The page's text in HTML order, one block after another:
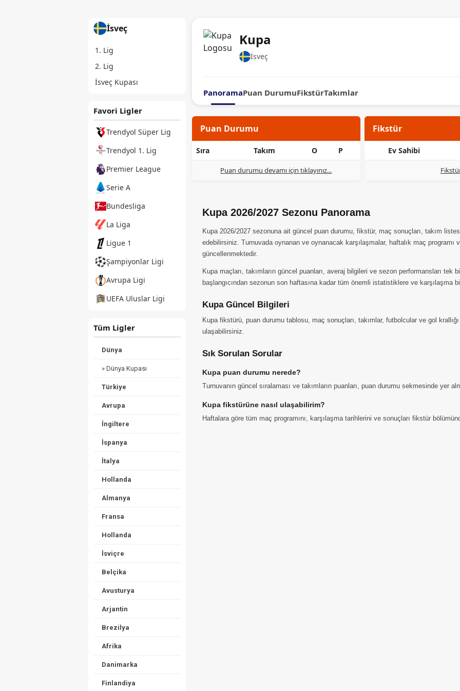
İsveç
1. Lig
2. Lig
İsveç Kupası
Favori Ligler
Trendyol Süper Lig
Trendyol 1. Lig
Premier League
Serie A
Bundesliga
La Liga
Ligue 1
Şampiyonlar Ligi
Avrupa Ligi
UEFA Uluslar Ligi
Tüm Ligler
Dünya
» Dünya Kupası
Türkiye
Avrupa
İngiltere
İspanya
İtalya
Hollanda
Almanya
Fransa
Hollanda
İsviçre
Belçika
Avusturya
Arjantin
Brezilya
Afrika
Danimarka
Finlandiya
Kupa
İsveç
PanoramaPuan DurumuFikstürTakımlar
Puan Durumu
Sıra Takım O P
Puan durumu devamı için tıklayınız...
Fikstür
Ev Sahibi
Kupa 2026/2027 Sezonu Panorama
Kupa 2026/2027 sezonuna ait güncel puan durumu, fikstür, maç sonuçları, takım
edebilirsiniz. Turnuvada oynanan ve oynanacak karşılaşmalar, haftalık maç programı
güncellenmektedir.
Kupa maçları, takımların güncel puanları, averaj bilgileri ve sezon performansları tek
başlangıcından sezonun son haftasına kadar tüm önemli istatistiklere ve karşılaşma
Kupa Güncel Bilgileri
Kupa fikstürü, puan durumu tablosu, maç sonuçları, takımlar, futbolcular ve gol
ulaşabilirsiniz.
Sık Sorulan Sorular
Kupa puan durumu nerede?
Turnuvanın güncel sıralaması ve takımların puanları, puan durumu sekmesinde yer
Kupa fikstürüne nasıl ulaşabilirim?
Haftalara göre tüm maç programını, karşılaşma tarihlerini ve sonuçları fikstür